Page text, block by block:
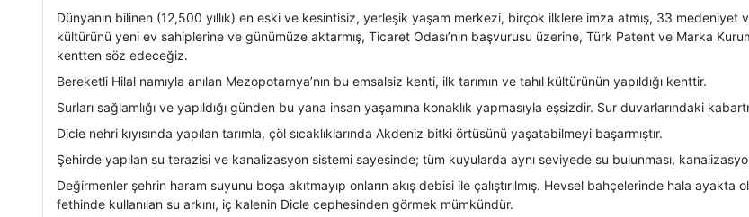
Dünyanın bilinen (12,500 yıllık) en eski ve kesintisiz, yerleşik yaşam merkezi, birçok ilklere imza atmış, 33
kültürünü yeni ev sahiplerine ve günümüze aktarmış, Ticaret Odası’nın başvurusu üzerine, Türk Patent ve Marka
kentten söz edeceğiz.
Bereketli Hilal namıyla anılan Mezopotamya’nın bu emsalsiz kenti, ilk tarımın ve tahıl kültürünün yapıldığı kenttir.
Surları sağlamlığı ve yapıldığı günden bu yana insan yaşamına konaklık yapmasıyla eşsizdir. Sur duvarlarındaki
Dicle nehri kıyısında yapılan tarımla, çöl sıcaklıklarında Akdeniz bitki örtüsünü yaşatabilmeyi başarmıştır.
Şehirde yapılan su terazisi ve kanalizasyon sistemi sayesinde; tüm kuyularda aynı seviyede su bulunması,
Değirmenler şehrin haram suyunu boşa akıtmayıp onların akış debisi ile çalıştırılmış. Hevsel bahçelerinde hala ayakta
fethinde kullanılan su arkını, iç kalenin Dicle cephesinden görmek mümkündür.